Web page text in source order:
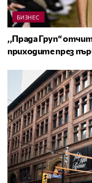
БИЗНЕС
,,Прада Груп“
приходите през